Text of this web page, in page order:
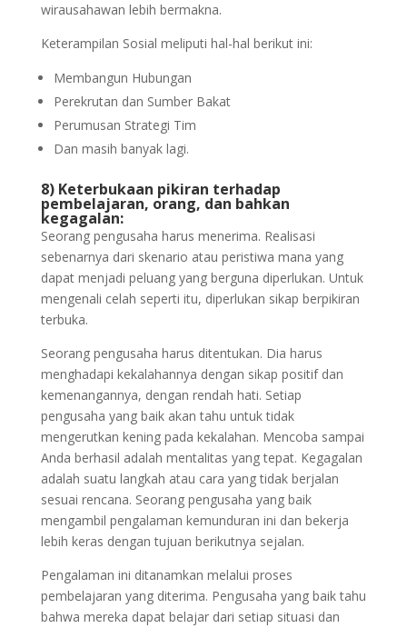
wirausahawan lebih bermakna.
Keterampilan Sosial meliputi hal-hal berikut ini:
Membangun Hubungan
Perekrutan dan Sumber Bakat
Perumusan Strategi Tim
Dan masih banyak lagi.
8) Keterbukaan pikiran terhadap
pembelajaran, orang, dan bahkan
kegagalan:
Seorang pengusaha harus menerima. Realisasi
sebenarnya dari skenario atau peristiwa mana yang
dapat menjadi peluang yang berguna diperlukan. Untuk
mengenali celah seperti itu, diperlukan sikap berpikiran
terbuka.
Seorang pengusaha harus ditentukan. Dia harus
menghadapi kekalahannya dengan sikap positif dan
kemenangannya, dengan rendah hati. Setiap
pengusaha yang baik akan tahu untuk tidak
mengerutkan kening pada kekalahan. Mencoba sampai
Anda berhasil adalah mentalitas yang tepat. Kegagalan
adalah suatu langkah atau cara yang tidak berjalan
sesuai rencana. Seorang pengusaha yang baik
mengambil pengalaman kemunduran ini dan bekerja
lebih keras dengan tujuan berikutnya sejalan.
Pengalaman ini ditanamkan melalui proses
pembelajaran yang diterima. Pengusaha yang baik tahu
bahwa mereka dapat belajar dari setiap situasi dan